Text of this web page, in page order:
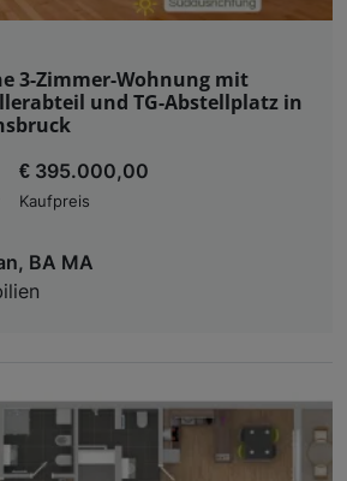
3-Zimmer-Wohnung mit
und TG-Abstellplatz in
€ 395.000,00
Kaufpreis
BA MA